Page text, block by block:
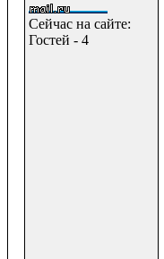
Сейчас на сайте:
Гостей - 4